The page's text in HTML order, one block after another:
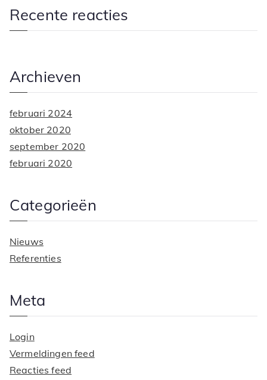
Recente reacties
Archieven
februari 2024
oktober 2020
september 2020
februari 2020
Categorieën
Nieuws
Referenties
Meta
Login
Vermeldingen feed
Reacties feed